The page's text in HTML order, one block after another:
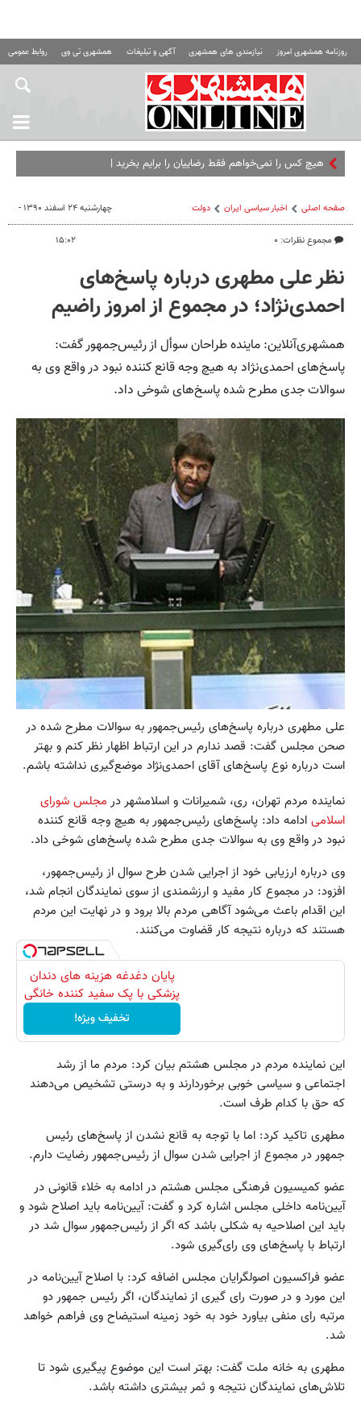
روزنامه همشهری امروز نیازمندی های همشهری آگهی و تبلیغات همشهری تی وی روابط عمومی
هیچ کس را نمی‌خواهم فقط رضاییان را برایم بخرید | مقصد رامین
صفحه اصلی اخبار سیاسی ایران دولت
مجموع نظرات: ۰
چهارشنبه ۲۴ اسفند ۱۳۹۰ -
۱۵:۰۲
نظر علی مطهری درباره پاسخ‌های
احمدی‌نژاد؛ در مجموع از امروز راضیم
همشهری‌آنلاین: ماینده طراحان سوأل از رئیس‌جمهور گفت:
پاسخ‌های احمدی‌نژاد به هیچ وجه قانع کننده نبود در واقع وی به
سوالات جدی مطرح شده پاسخ‌های شوخی داد.
علی مطهری درباره پاسخ‌های رئیس‌جمهور به سوالات مطرح شده در
صحن مجلس گفت: قصد ندارم در این ارتباط اظهار نظر کنم و بهتر
است درباره نوع پاسخ‌های آقای احمدی‌نژاد موضع‌گیری نداشته باشم.
نماینده مردم تهران، ری، شمیرانات و اسلامشهر در مجلس شورای
اسلامی ادامه داد: پاسخ‌های رئیس‌جمهور به هیچ وجه قانع کننده
نبود در واقع وی به سوالات جدی مطرح شده پاسخ‌های شوخی داد.
وی درباره ارزیابی خود از اجرایی شدن طرح سوال از رئیس‌جمهور،
افزود: در مجموع کار مفید و ارزشمندی از سوی نمایندگان انجام شد،
این اقدام باعث می‌شود آگاهی مردم بالا برود و در نهایت این مردم
هستند که درباره نتیجه کار قضاوت می‌کنند.
پایان دغدغه هزینه های دندان
پزشکی با پک سفید کننده خانگی
تخفیف ویژه!
این نماینده مردم در مجلس هشتم بیان کرد: مردم ما از رشد
اجتماعی و سیاسی خوبی برخوردارند و به درستی تشخیص می‌دهند
که حق با کدام طرف است.
مطهری تاکید کرد: اما با توجه به قانع نشدن از پاسخ‌های رئیس
جمهور در مجموع از اجرایی شدن سوال از رئیس‌جمهور رضایت دارم.
عضو کمیسیون فرهنگی مجلس هشتم در ادامه به خلاء قانونی در
آیین‌نامه داخلی مجلس اشاره کرد و گفت: آیین‌نامه باید اصلاح شود و
باید این اصلاحیه به شکلی باشد که اگر از رئیس‌جمهور سوال شد در
ارتباط با پاسخ‌های وی رای‌گیری شود.
عضو فراکسیون اصولگرایان مجلس اضافه کرد: با اصلاح آیین‌نامه در
این مورد و در صورت رای گیری از نمایندگان، اگر رئیس جمهور دو
مرتبه رای منفی بیاورد خود به خود زمینه استیضاح وی فراهم خواهد
شد.
مطهری به خانه ملت گفت: بهتر است این موضوع پیگیری شود تا
تلاش‌های نمایندگان نتیجه و ثمر بیشتری داشته باشد.